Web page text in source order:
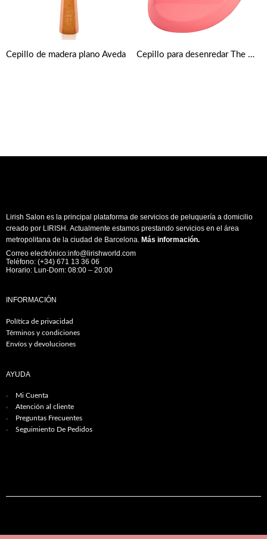
Cepillo de madera plano Aveda Cepillo para desenredar The Original Tangle Teezer – Rosado
Lirish Salon es la principal plataforma de servicios de peluquería a domicilio
creado por LIRISH. Actualmente estamos prestando servicios en el área
metropolitana de la ciudad de Barcelona. Más información.
Correo electrónico:info@lirishworld.com
Teléfono: (+34) 671 13 36 06
Horario: Lun-Dom: 08:00 – 20:00
INFORMACIÓN
Política de privacidad
Términos y condiciones
Envíos y devoluciones
AYUDA
Mi Cuenta
Atención al cliente
Preguntas Frecuentes
Seguimiento De Pedidos